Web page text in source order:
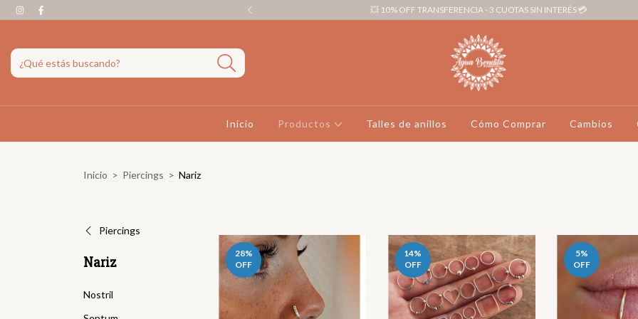
comprando $120.000 🚀 💥 10% OFF TRANSFERENCIA - 3 CUOTAS SIN INTERÉS 💳
Inicio Productos Talles de anillos Cómo Comprar Cambios
Inicio > Piercings > Nariz
Piercings
Nariz
Nostril
28%
OFF
14%
OFF
5%
OFF